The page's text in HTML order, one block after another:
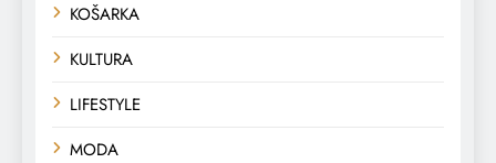
KOŠARKA
KULTURA
LIFESTYLE
MODA